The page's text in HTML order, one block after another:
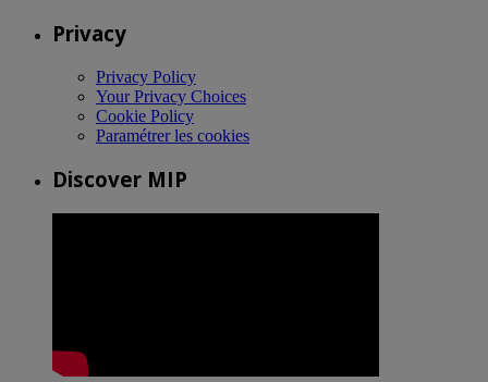
Privacy
Privacy Policy
Your Privacy Choices
Cookie Policy
Paramétrer les cookies
Discover MIP